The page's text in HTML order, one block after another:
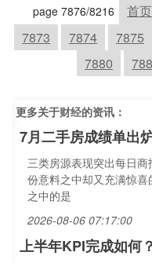
page 7876/8216 首页
7873
7874 7875
7880
更多关于财经的资讯：
7月二手房成绩单出
三类房源表现突出每日
份意料之中却又充满惊
之中的是
2026-08-06 07:17:00
上半年KPI完成如何